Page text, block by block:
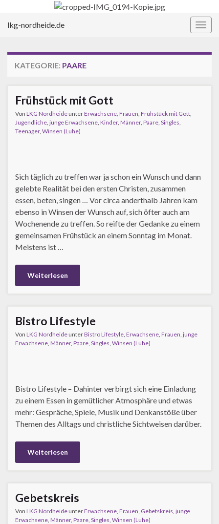
lkg-nordheide.de
KATEGORIE: PAARE
Frühstück mit Gott
Von LKG NordheideunterErwachsene Frauen Frühstück mit Gott
Jugendliche junge Erwachsene Kinder, Männer, Paare Singles
Teenager, Winsen (Luhe)
Sich täglich zu treffen war ja schon ein Wunsch und dann
gelebte Realität bei den ersten Christen, zusammen
essen, beten, singen … Vor circa anderthalb Jahren kam
ebenso in Winsen der Wunsch auf, sich öfter auch am
Wochenende zu treffen. So reifte der Gedanke zu einem
gemeinsamen Frühstück an einem Sonntag im Monat.
Meistens ist …
Weiterlesen
Bistro Lifestyle
Von LKG NordheideunterBistro Lifestyle Erwachsene Frauen junge
Erwachsene Männer, Paare Singles Winsen (Luhe)
Bistro Lifestyle – Dahinter verbirgt sich eine Einladung
zu einem Essen in gemütlicher Atmosphäre und etwas
mehr: Gespräche, Spiele, Musik und Denkanstöße über
Themen des Alltags und christliche Sichtweisen darüber.
Weiterlesen
Gebetskreis
Von LKG NordheideunterErwachsene Frauen Gebetskreis junge
Erwachsene Männer, Paare Singles Winsen (Luhe)